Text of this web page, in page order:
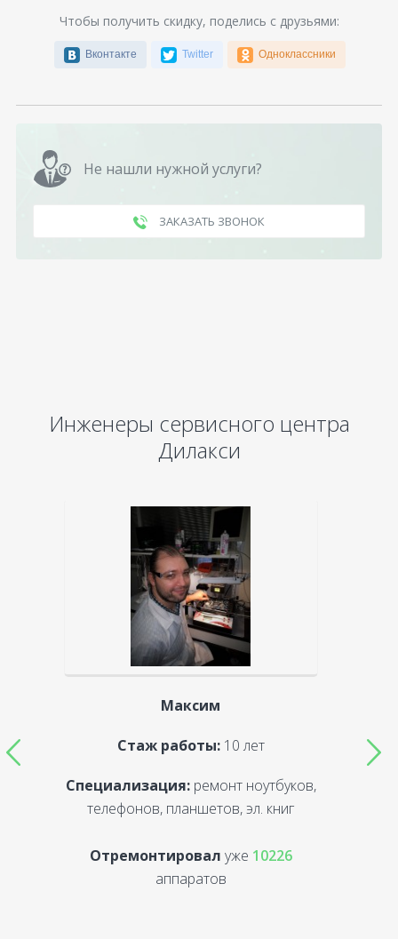
Чтобы получить скидку, поделись с друзьями:
Вконтакте Twitter Одноклассники
Не нашли нужной услуги?
ЗАКАЗАТЬ ЗВОНОК
Инженеры сервисного центра
Дилакси
Максим
Стаж работы:10 лет
Специализация:ремонт ноутбуков,
телефонов, планшетов, эл. книг
Отремонтировал уже 10226
аппаратов